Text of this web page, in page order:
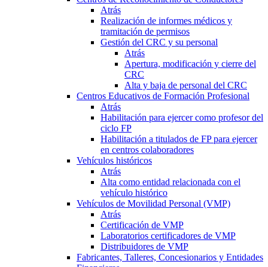
Atrás
Realización de informes médicos y
tramitación de permisos
Gestión del CRC y su personal
Atrás
Apertura, modificación y cierre del
CRC
Alta y baja de personal del CRC
Centros Educativos de Formación Profesional
Atrás
Habilitación para ejercer como profesor del
ciclo FP
Habilitación a titulados de FP para ejercer
en centros colaboradores
Vehículos históricos
Atrás
Alta como entidad relacionada con el
vehículo histórico
Vehículos de Movilidad Personal (VMP)
Atrás
Certificación de VMP
Laboratorios certificadores de VMP
Distribuidores de VMP
Fabricantes, Talleres, Concesionarios y Entidades